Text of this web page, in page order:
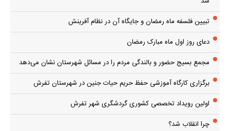
تبیین فلسفه ماه رمضان و جایگاه آن در نظام آفرینش
دعای روز اول ماه مبارک رمضان
مجمع بسیج حضور و بالندگی مردم را در مسائل شهرستان نشان می‌دهد
برگزاری کارگاه آموزشی حفظ حریم حیات جنین در شهرستان تفرش
اولین رویداد تخصصی کشوری گردشگری شهر تفرش
چرا انقلاب شد؟